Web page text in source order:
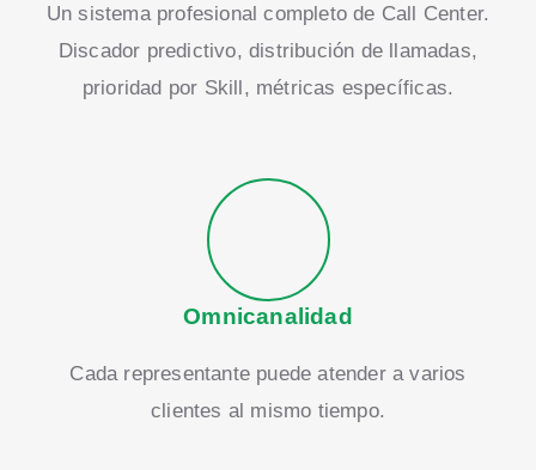
Un sistema profesional completo de Call Center.
Discador predictivo, distribución de llamadas,
prioridad por Skill, métricas específicas.
Omnicanalidad
Cada representante puede atender a varios
clientes al mismo tiempo.